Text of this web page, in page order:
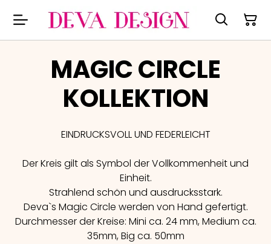
MAGIC CIRCLE
KOLLEKTION
EINDRUCKSVOLL UND FEDERLEICHT
Der Kreis gilt als Symbol der Vollkommenheit und
Einheit.
Strahlend schön und ausdrucksstark.
Deva`s Magic Circle werden von Hand gefertigt.
Durchmesser der Kreise: Mini ca. 24 mm, Medium ca.
35mm, Big ca. 50mm